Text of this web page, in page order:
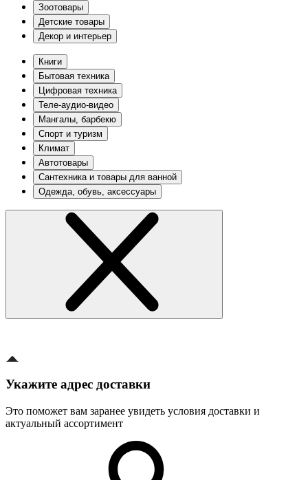
Зоотовары
Детские товары
Декор и интерьер
Книги
Бытовая техника
Цифровая техника
Теле-аудио-видео
Мангалы, барбекю
Спорт и туризм
Климат
Автотовары
Сантехника и товары для ванной
Одежда, обувь, аксессуары
Укажите адрес доставки
Это поможет вам заранее увидеть условия доставки и
актуальный ассортимент